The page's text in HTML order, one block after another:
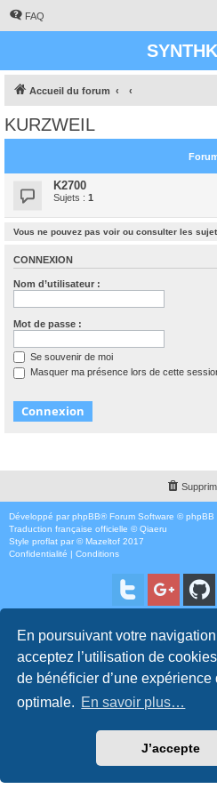
En poursuivant votre
acceptez l’utilisation de
de bénéficier d’une expérience
optimale. En savoir plus…
J’accepte
FAQ
Accueil du forum
KURZWEIL
K2700
Sujets : 1
Vous ne pouvez pas voir ou consulter les
CONNEXION
Nom d’utilisateur :
Mot de passe :
Se souvenir de moi
Masquer ma présence lors de cette
Développé par phpBB® Forum Software © phpBB
Traduction française officielle ©Qiaeru
Style proflat par ©Mazeltof 2017
Confidentialité | Conditions